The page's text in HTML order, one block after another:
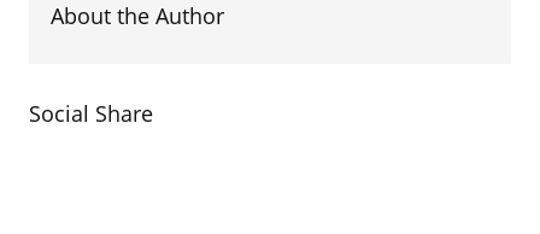
About the Author
Social Share